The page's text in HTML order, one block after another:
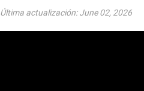
Última actualización: June 02, 2026